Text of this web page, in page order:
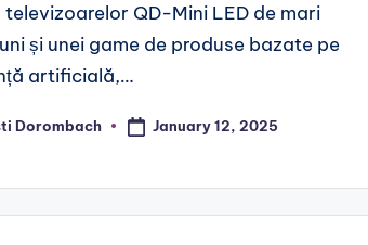
QD-Mini LED de mari
și unei game de produse bazate pe
artificială,…
Dorombach January 12, 2025